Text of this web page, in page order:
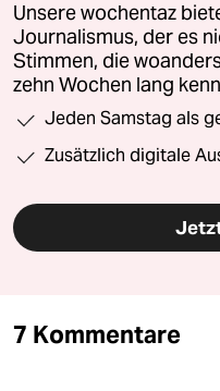
Unsere wochentaz
Journalismus, der es
Stimmen, die
zehn Wochen lang
Jeden Samstag als
Zusätzlich digitale
7 Kommentare